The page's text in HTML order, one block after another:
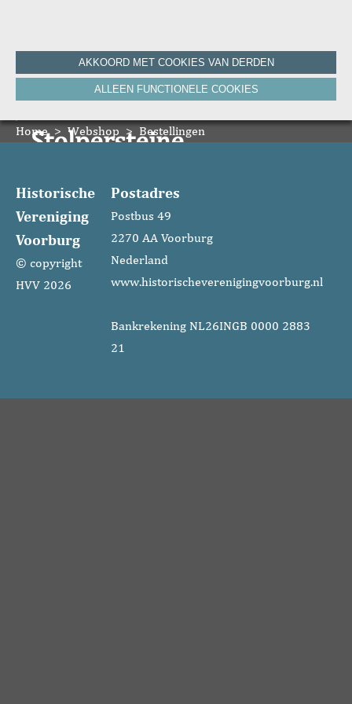
Home
Historie
Bronnen
Bibliografie
Nieuws
HVV-WebNieuws
Stolpersteine
Vereniging
Foto's van de vereniging
ANBI
Contact
Zoeken
AKKOORD MET COOKIES VAN DERDEN
ALLEEN FUNCTIONELE COOKIES
Home > Webshop > Bestellingen
Historische
Vereniging
Voorburg
© copyright
HVV 2026
Postadres
Postbus 49
2270 AA Voorburg
Nederland
www.historischeverenigingvoorburg.nl
Bankrekening NL26INGB 0000 2883
21